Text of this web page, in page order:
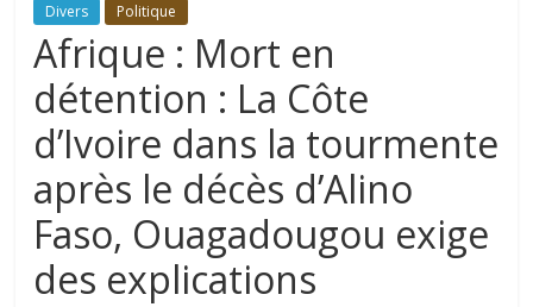
Divers Politique
Afrique : Mort en
détention : La Côte
d’Ivoire dans la tourmente
après le décès d’Alino
Faso, Ouagadougou exige
des explications